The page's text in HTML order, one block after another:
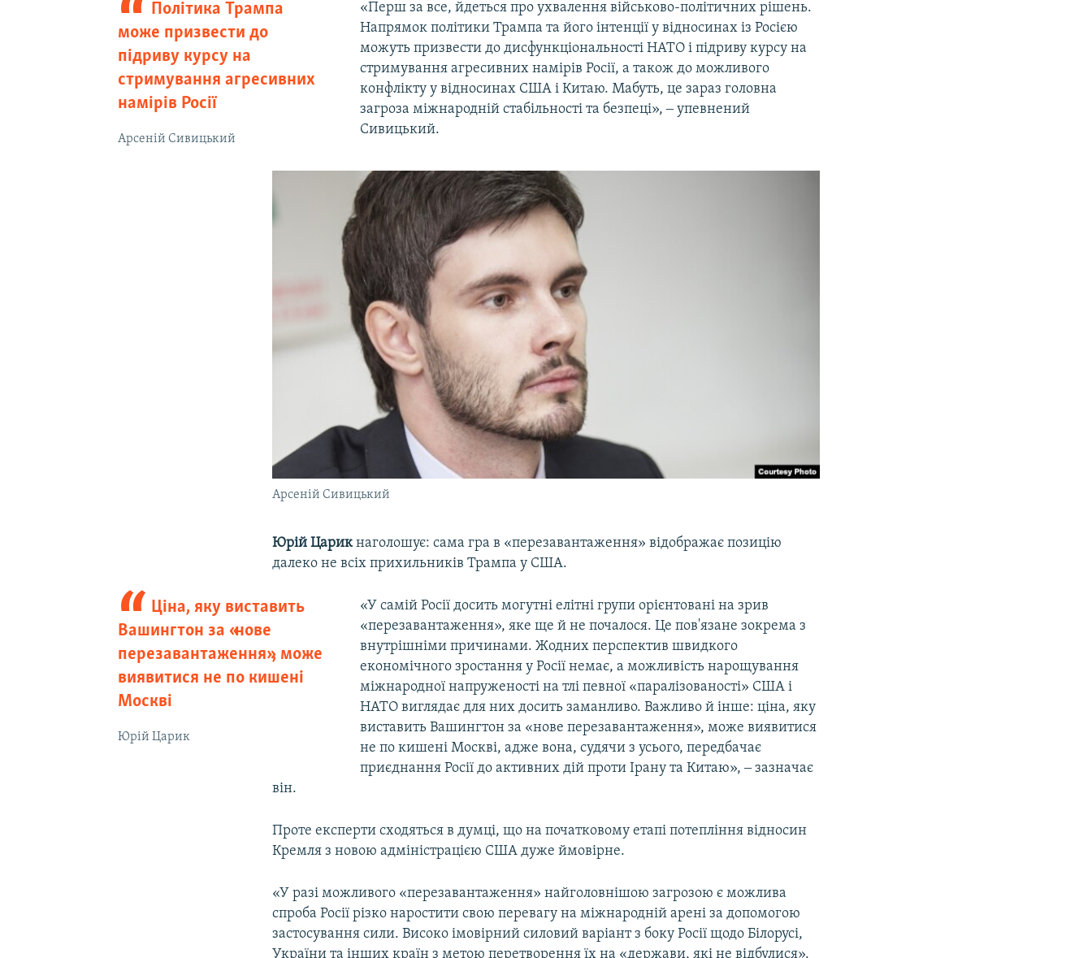
Політика Трампа
може призвести до
підриву курсу на
стримування агресивних
намірів Росії
Арсеній Сивицький
«Перш за все, йдеться про ухвалення військово-політичних рішень.
Напрямок політики Трампа та його інтенції у відносинах із Росією
можуть призвести до дисфункціональності НАТО і підриву курсу на
стримування агресивних намірів Росії, а також до можливого
конфлікту у відносинах США і Китаю. Мабуть, це зараз головна
загроза міжнародній стабільності та безпеці», ‒ упевнений
Сивицький.
Арсеній Сивицький
Юрій Царикнаголошує: сама гра в «перезавантаження» відображає позицію
далеко не всіх прихильників Трампа у США.
Ціна, яку виставить
Вашингтон за «нове
перезавантаження», може
виявитися не по кишені
Москві
Юрій Царик
«У самій Росії досить могутні елітні групи орієнтовані на зрив
«перезавантаження», яке ще й не почалося. Це пов'язане зокрема з
внутрішніми причинами. Жодних перспектив швидкого
економічного зростання у Росії немає, а можливість нарощування
міжнародної напруженості на тлі певної «паралізованості» США і
НАТО виглядає для них досить заманливо. Важливо й інше: ціна, яку
виставить Вашингтон за «нове перезавантаження», може виявитися
не по кишені Москві, адже вона, судячи з усього, передбачає
приєднання Росії до активних дій проти Ірану та Китаю», ‒ зазначає
він.
Проте експерти сходяться в думці, що на початковому етапі потепління відносин
Кремля з новою адміністрацією США дуже ймовірне.
«У разі можливого «перезавантаження» найголовнішою загрозою є можлива
спроба Росії різко наростити свою перевагу на міжнародній арені за допомогою
застосування сили. Високо імовірний силовий варіант з боку Росії щодо Білорусі,
України та інших країн з метою перетворення їх на «держави, які не відбулися».